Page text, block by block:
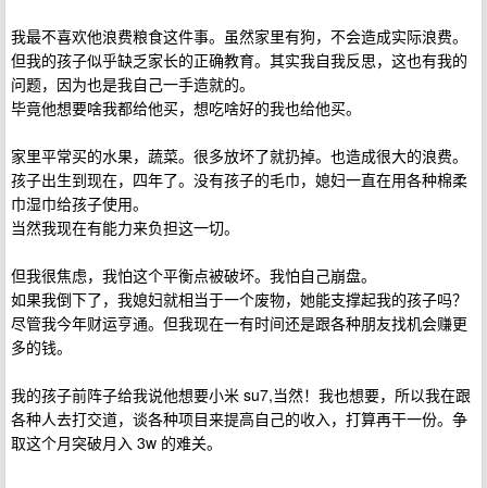
我最不喜欢他浪费粮食这件事。虽然家里有狗，不会造成实际浪费。
但我的孩子似乎缺乏家长的正确教育。其实我自我反思，这也有我的
问题，因为也是我自己一手造就的。
毕竟他想要啥我都给他买，想吃啥好的我也给他买。
家里平常买的水果，蔬菜。很多放坏了就扔掉。也造成很大的浪费。
孩子出生到现在，四年了。没有孩子的毛巾，媳妇一直在用各种棉柔
巾湿巾给孩子使用。
当然我现在有能力来负担这一切。
但我很焦虑，我怕这个平衡点被破坏。我怕自己崩盘。
如果我倒下了，我媳妇就相当于一个废物，她能支撑起我的孩子吗？
尽管我今年财运亨通。但我现在一有时间还是跟各种朋友找机会赚更
多的钱。
我的孩子前阵子给我说他想要小米 su7,当然！我也想要，所以我在跟
各种人去打交道，谈各种项目来提高自己的收入，打算再干一份。争
取这个月突破月入 3w 的难关。